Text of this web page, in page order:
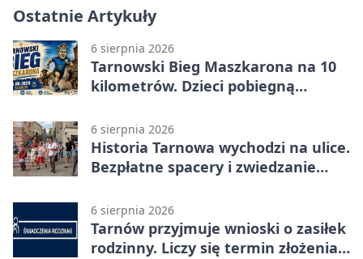
Ostatnie Artykuły
6 sierpnia 2026
Tarnowski Bieg Maszkarona na 10
kilometrów. Dzieci pobiegną
6 sierpnia 2026
Historia Tarnowa wychodzi na ulice.
Bezpłatne spacery i zwiedzanie
6 sierpnia 2026
Tarnów przyjmuje wnioski o zasiłek
rodzinny. Liczy się termin złożenia